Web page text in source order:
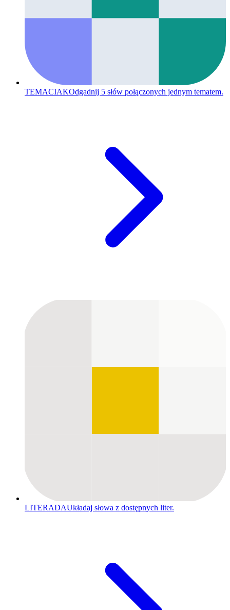
TEMACIAKOdgadnij 5 słów połączonych jednym tematem.
LITERADAUkładaj słowa z dostępnych liter.